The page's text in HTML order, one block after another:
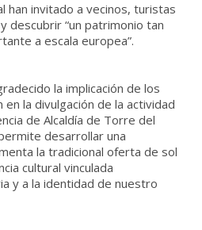
han invitado a vecinos, turistas
descubrir “un patrimonio tan
a escala europea”.
la implicación de los
la divulgación de la actividad
de Alcaldía de Torre del
desarrollar una
la tradicional oferta de sol
cultural vinculada
y a la identidad de nuestro